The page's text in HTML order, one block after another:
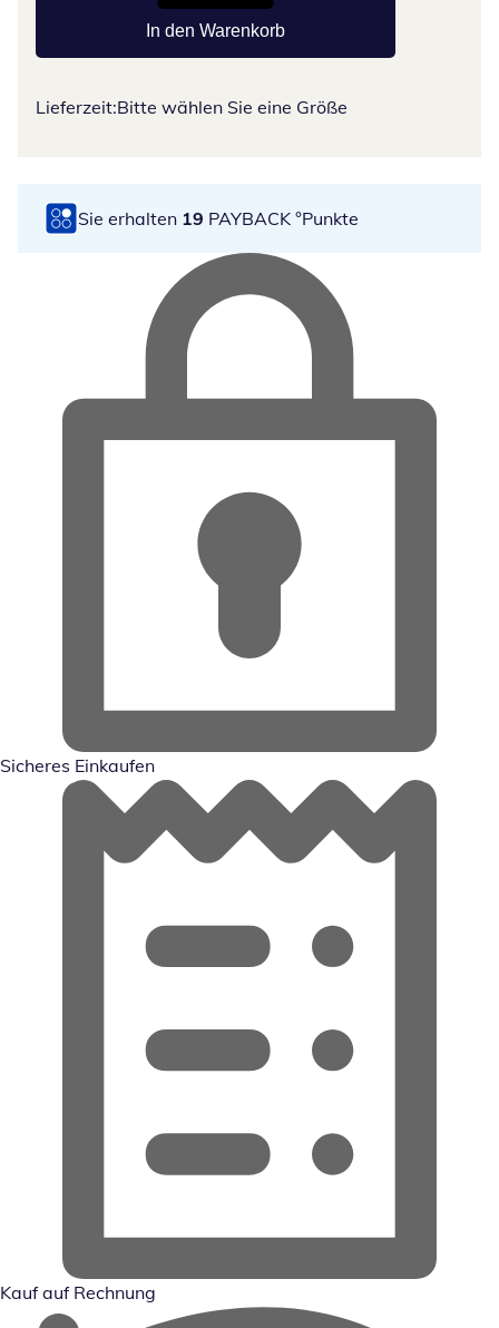
In den Warenkorb
Lieferzeit:Bitte wählen Sie eine Größe
Sie erhalten 19 PAYBACK °Punkte
Sicheres Einkaufen
Kauf auf Rechnung